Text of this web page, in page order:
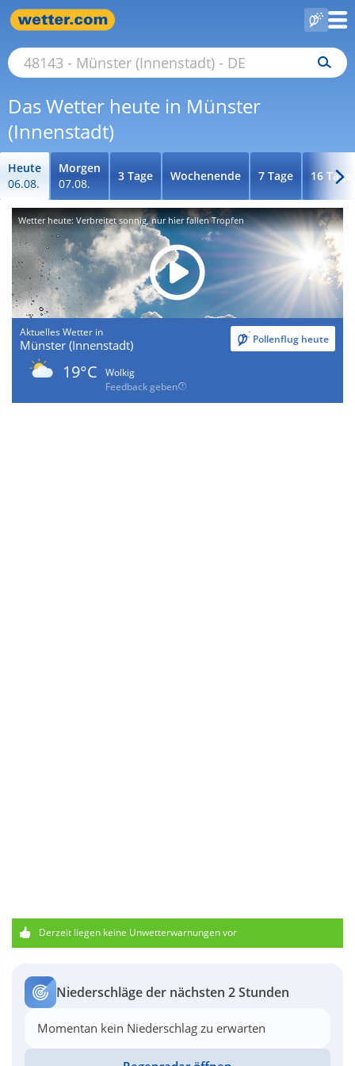
Das Wetter heute in Münster
(Innenstadt)
Heute
06.08.
Morgen
07.08.
3 Tage Wochenende 7 Tage 16 Tage
Wetter heute: Verbreitet sonnig, nur hier fallen Tropfen
Aktuelles Wetter in
Münster (Innenstadt) Pollenflug heute
19°C
Wolkig
Feedback geben
Derzeit liegen keine Unwetterwarnungen vor
Niederschläge der nächsten 2 Stunden
Momentan kein Niederschlag zu erwarten